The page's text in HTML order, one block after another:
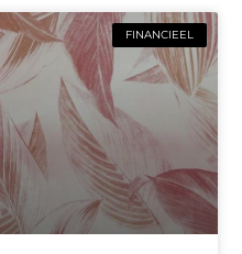
FINANCIEEL